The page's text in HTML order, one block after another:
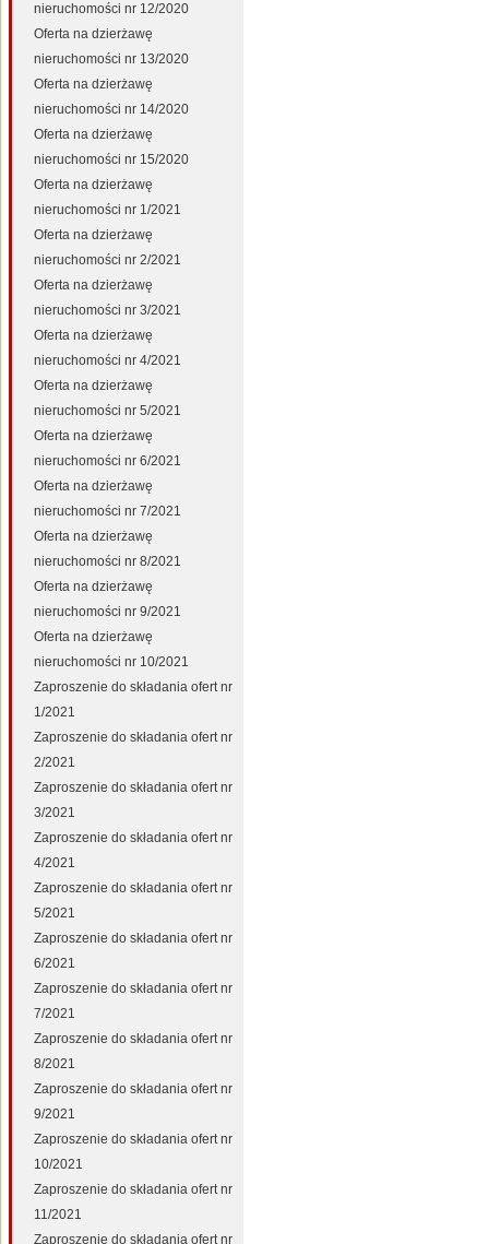
nieruchomości nr 12/2020
Oferta na dzierżawę
nieruchomości nr 13/2020
Oferta na dzierżawę
nieruchomości nr 14/2020
Oferta na dzierżawę
nieruchomości nr 15/2020
Oferta na dzierżawę
nieruchomości nr 1/2021
Oferta na dzierżawę
nieruchomości nr 2/2021
Oferta na dzierżawę
nieruchomości nr 3/2021
Oferta na dzierżawę
nieruchomości nr 4/2021
Oferta na dzierżawę
nieruchomości nr 5/2021
Oferta na dzierżawę
nieruchomości nr 6/2021
Oferta na dzierżawę
nieruchomości nr 7/2021
Oferta na dzierżawę
nieruchomości nr 8/2021
Oferta na dzierżawę
nieruchomości nr 9/2021
Oferta na dzierżawę
nieruchomości nr 10/2021
Zaproszenie do składania ofert nr
1/2021
Zaproszenie do składania ofert nr
2/2021
Zaproszenie do składania ofert nr
3/2021
Zaproszenie do składania ofert nr
4/2021
Zaproszenie do składania ofert nr
5/2021
Zaproszenie do składania ofert nr
6/2021
Zaproszenie do składania ofert nr
7/2021
Zaproszenie do składania ofert nr
8/2021
Zaproszenie do składania ofert nr
9/2021
Zaproszenie do składania ofert nr
10/2021
Zaproszenie do składania ofert nr
11/2021
Zaproszenie do składania ofert nr